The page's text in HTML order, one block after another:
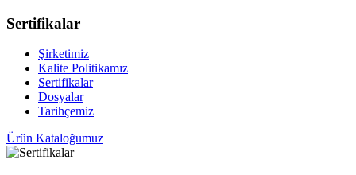
Sertifikalar
Şirketimiz
Kalite Politikamız
Sertifikalar
Dosyalar
Tarihçemiz
Ürün Kataloğumuz